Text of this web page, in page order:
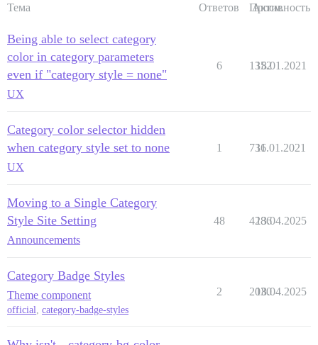
Тема Ответов Просм.
Активность
Being able to select category
color in category parameters
even if "category style = none"
UX
6 1352
18.01.2021
Category color selector hidden
when category style set to none
UX
1 736
11.01.2021
Moving to a Single Category
Style Site Setting
Announcements
48 4286
13.04.2025
Category Badge Styles
Theme component
official category-badge-styles
2 2030
18.04.2025